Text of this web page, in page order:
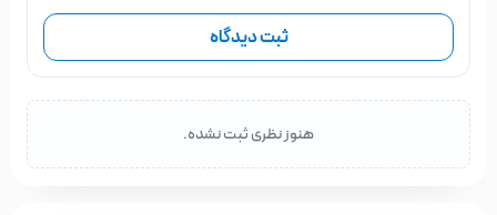
پمپ بنزین ها در خودرو های امروزی بر خلاف خودروهای قدیمی،
همگی برقی شده اند و درون باک قرار می گیرند که این موضوع در
افزایش طول عمر این قطعه بسیار تاثیر گذار شده است.
کیفیت برند فورد Ford پمپ
ثبت دیدگاه
هنوز نظری ثبت نشده.